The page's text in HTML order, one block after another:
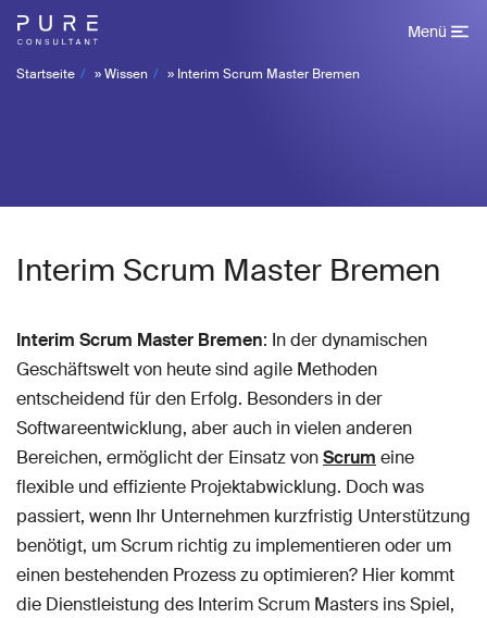
Menü
Startseite »Wissen » Interim Scrum Master Bremen
Interim Scrum Master Bremen
Interim Scrum Master Bremen: In der dynamischen
Geschäftswelt von heute sind agile Methoden
entscheidend für den Erfolg. Besonders in der
Softwareentwicklung, aber auch in vielen anderen
Bereichen, ermöglicht der Einsatz vonScrum eine
flexible und effiziente Projektabwicklung. Doch was
passiert, wenn Ihr Unternehmen kurzfristig Unterstützung
benötigt, um Scrum richtig zu implementieren oder um
einen bestehenden Prozess zu optimieren? Hier kommt
die Dienstleistung des Interim Scrum Masters ins Spiel,